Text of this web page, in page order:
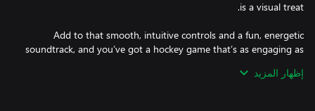
Add to that smooth, intuitive controls and a fun, energetic
soundtrack, and you’ve got a hockey game that’s as engaging as
إظهار المزيد